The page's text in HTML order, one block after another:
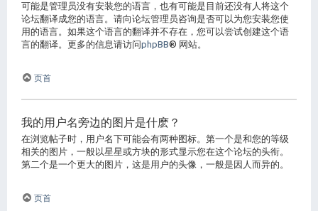
可能是管理员没有安装您的语言，也有可能是目前还没有人将这个
论坛翻译成您的语言。请向论坛管理员咨询是否可以为您安装您使
用的语言。如果这个语言的翻译并不存在，您可以尝试创建这个语
言的翻译。更多的信息请访问phpBB® 网站。
页首
我的用户名旁边的图片是什麽？
在浏览帖子时，用户名下可能会有两种图标。第一个是和您的等级
相关的图片，一般以星星或方块的形式显示您在这个论坛的头衔。
第二个是一个更大的图片，这是用户的头像，一般是因人而异的。
页首